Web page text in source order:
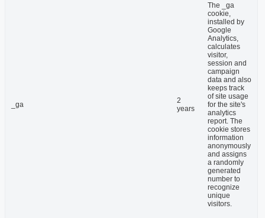
_ga
2
years
The _ga
cookie,
installed by
Google
Analytics,
calculates
visitor,
session and
campaign
data and also
keeps track
of site usage
for the site's
analytics
report. The
cookie stores
information
anonymously
and assigns
a randomly
generated
number to
recognize
unique
visitors.